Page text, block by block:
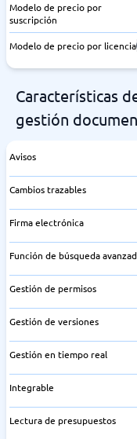
Modelo de precio por
suscripción
Modelo de precio por licencia
Características
gestión
Avisos
Cambios trazables
Firma electrónica
Función de búsqueda
Gestión de permisos
Gestión de versiones
Gestión en tiempo real
Integrable
Lectura de presupuestos